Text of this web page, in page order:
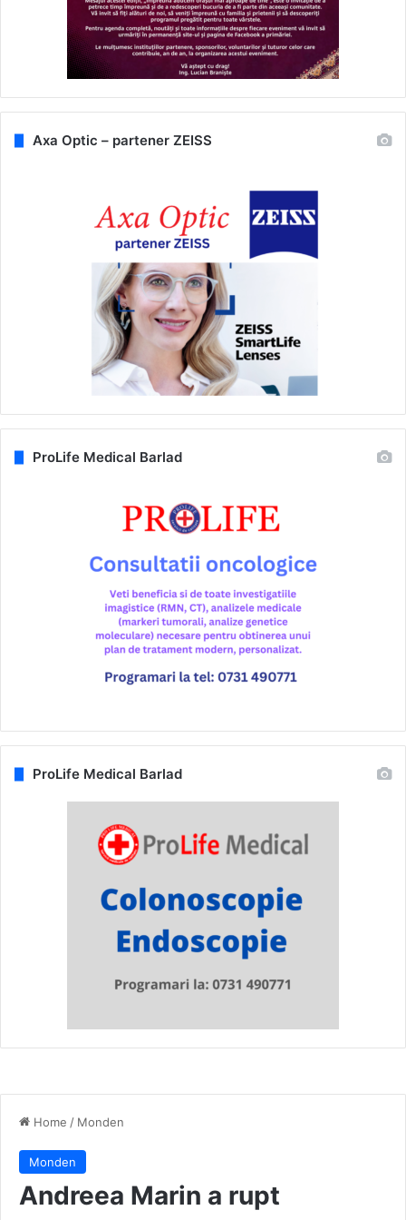
Home / Monden
Monden
Andreea Marin a rupt
Axa Optic – partener ZEISS
ProLife Medical Barlad
ProLife Medical Barlad